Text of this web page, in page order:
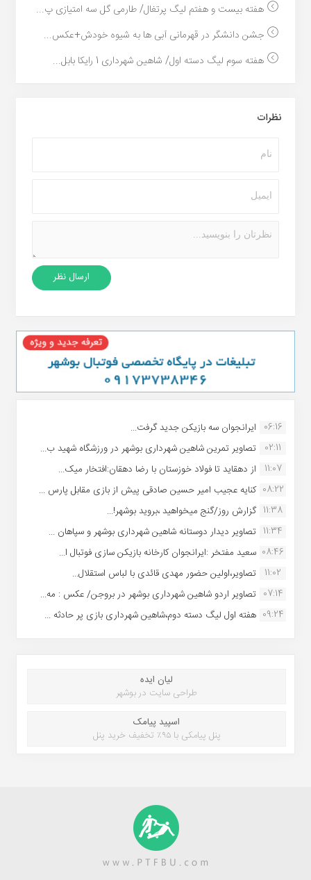
هفته بیست و هفتم لیگ پرتغال/ طارمی گل سه امتیازی پ...
جشن دانشگر در قهرمانی آبی ها به شیوه خودش+عکس...
هفته سوم لیگ دسته اول/ شاهین شهرداری 1 رایکا بابل...
نظرات
06:16 ایرانجوان سه بازیکن جدید گرفت...
02:11
تصاویر تمرین شاهین شهردارى بوشهر در ورزشگاه شهید ب...
11:07
از دهقاید تا فولاد خوزستان با رضا دهقان:افتخار میک...
08:22 کنایه عجیب امیر حسین صادقی پیش از بازی مقابل پارس ...
11:38 گزارش روز/گنج میخواهید ،بروید بوشهر!...
11:34 تصاویر دیدار دوستانه شاهین شهردارى بوشهر و سپاهان ...
08:46 سعید مفتخر :ایرانجوان کارخانه بازیکن سازی فوتبال ا...
11:02
تصاویر،اولین حضور مهدی قائدی با لباس استقلال...
07:14 تصاویر اردو شاهین شهرداری بوشهر در بروجن/ عکس : مه...
09:24 هفته اول لیگ دسته دوم،شاهین شهرداری بازی پر حادثه ...
لیان ایده
طراحی سایت در بوشهر
اسپید پیامک
پنل پیامکی با ۹۵٪ تخفیف خرید پنل